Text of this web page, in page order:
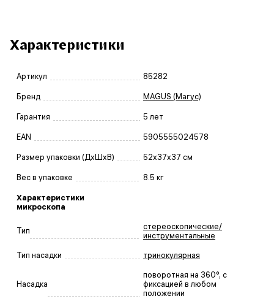
Характеристики
Артикул 85282
Бренд MAGUS (Магус)
Гарантия 5 лет
EAN 5905555024578
Размер упаковки (ДxШxВ) 52x37x37 см
Вес в упаковке 8.5 кг
Характеристики
микроскопа
Тип
стереоскопические/
инструментальные
Тип насадки тринокулярная
Насадка
поворотная на 360°, с
фиксацией в любом
положении